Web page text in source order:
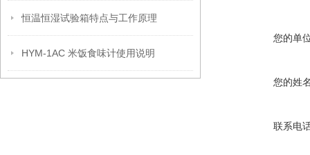
恒温恒湿试验箱特点与工作原理
HYM-1AC 米饭食味计使用说明
您的单
您的姓
联系电